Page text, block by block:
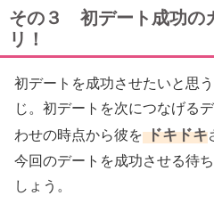
その３ 初デート成功の
リ！
初デートを成功させたいと思
じ。初デートを次につなげる
わせの時点から彼を ドキドキ
今回のデートを成功させる待
しょう。